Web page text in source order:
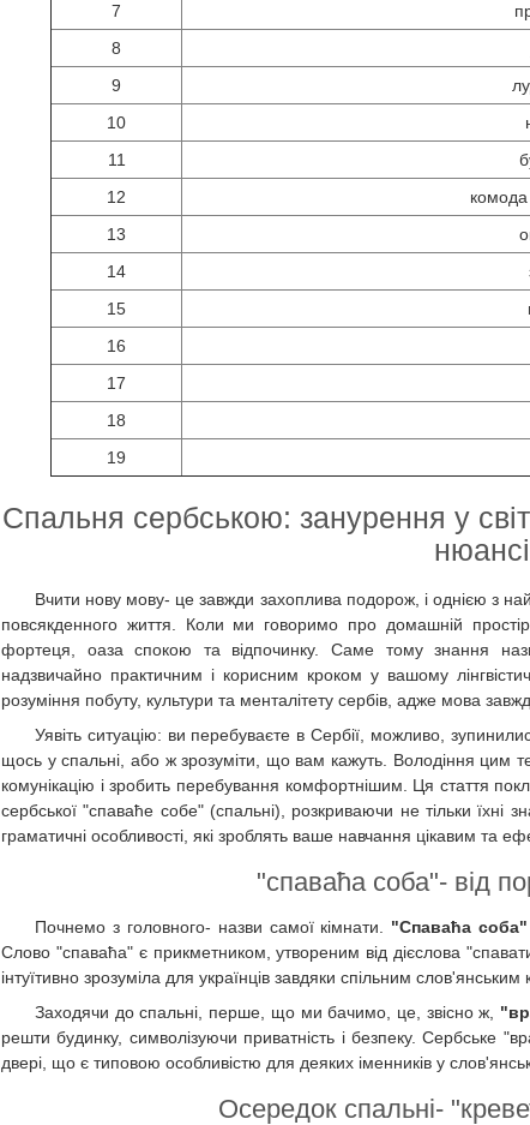
7
8
9
10
11
12
13
14
15
16
17
18
19
Спальня сербською: занурення у
Вчити нову мову- це завжди захоплива подорож, і однією з
повсякденного життя. Коли ми говоримо про домашній
фортеця, оаза спокою та відпочинку. Саме тому знання
надзвичайно практичним і корисним кроком у вашому
розуміння побуту, культури та менталітету сербів, адже мова
Уявіть ситуацію: ви перебуваєте в Сербії, можливо,
щось у спальні, або ж зрозуміти, що вам кажуть. Володіння цим
комунікацію і зробить перебування комфортнішим. Ця стаття
сербської "спаваће собе" (спальні), розкриваючи не тільки їхні
граматичні особливості, які зроблять ваше навчання цікавим та
"спаваћа соба"- від
Почнемо з головного- назви самої кімнати. "Спаваћа соба"
Слово "спаваћа" є прикметником, утвореним від дієслова
інтуїтивно зрозуміла для українців завдяки спільним слов'янським
Заходячи до спальні, перше, що ми бачимо, це, звісно ж,
решти будинку, символізуючи приватність і безпеку. Сербське
двері, що є типовою особливістю для деяких іменників у
Осередок спальні-